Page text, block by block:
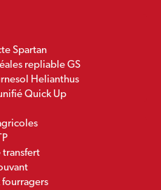
Spartan
repliable GS
Helianthus
Quick Up
transfert
fourragers